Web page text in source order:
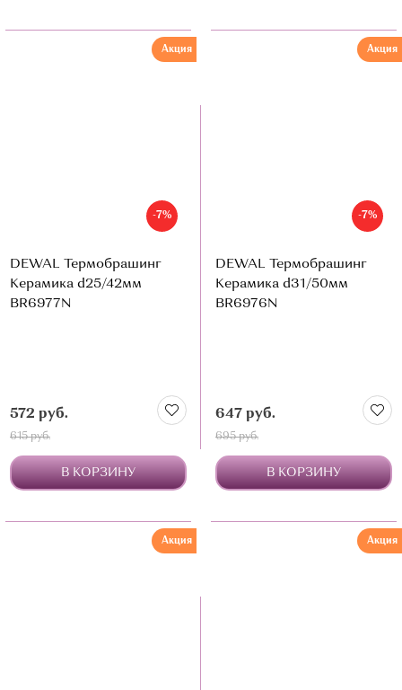
-7%
Акция
DEWAL Термобрашинг
Керамика d25/42мм
BR6977N
572 руб.
615 руб.
В КОРЗИНУ
-7%
Акция
DEWAL Термобрашинг
Керамика d31/50мм
BR6976N
647 руб.
695 руб.
В КОРЗИНУ
Акция Акция